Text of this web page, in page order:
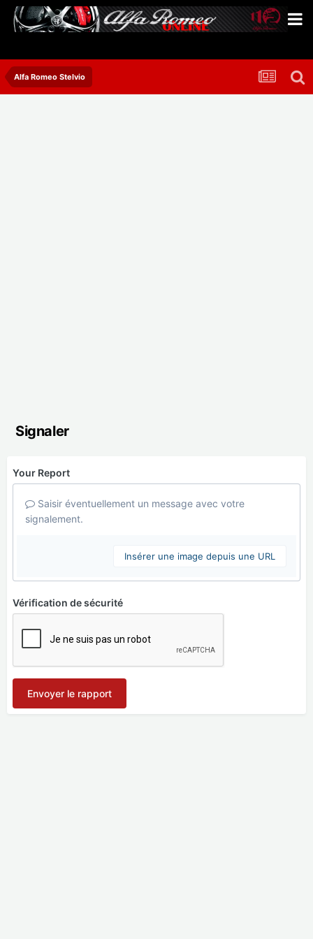
Alfa Romeo Stelvio
Signaler
Your Report
Saisir éventuellement un message avec votre
signalement.
Insérer une image depuis une URL
Vérification de sécurité
Envoyer le rapport